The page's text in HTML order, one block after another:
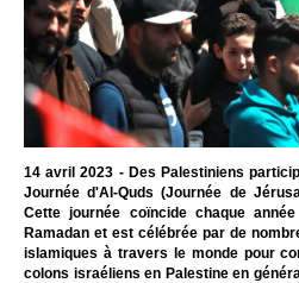
14 avril 2023 - Des Palestiniens
Journée d'Al-Quds (Journée de
Cette journée coïncide chaque
Ramadan et est célébrée par de
islamiques à travers le monde pour
colons israéliens en Palestine en